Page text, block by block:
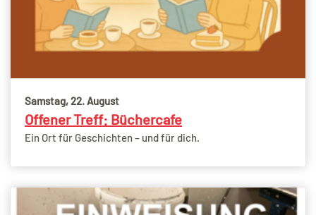
Samstag, 22. August
Offener Treff: Büchercafe
Ein Ort für Geschichten – und für dich.